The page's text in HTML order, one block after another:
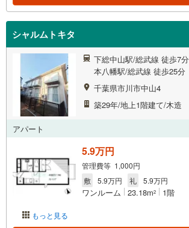
シャルムトキタ
下総中山駅/総武線 徒歩7分
本八幡駅/総武線 徒歩25分
千葉県市川市中山4
築29年/地上1階建て/木造
アパート
もっと見る
5.9万円
管理費等 1,000円
敷
5.9万円 礼 5.9万円
ワンルーム 23.18m2 1階